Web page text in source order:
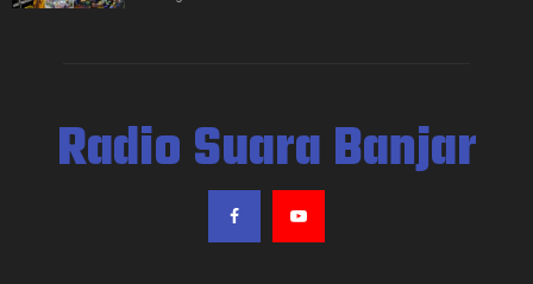
Radio Suara Banjar